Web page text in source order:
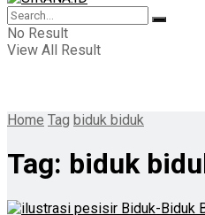
No Result
View All Result
Home Tag biduk biduk
Tag: biduk